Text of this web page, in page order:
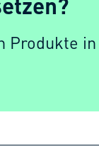
Produkte